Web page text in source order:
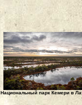
Национальный парк Кемери в